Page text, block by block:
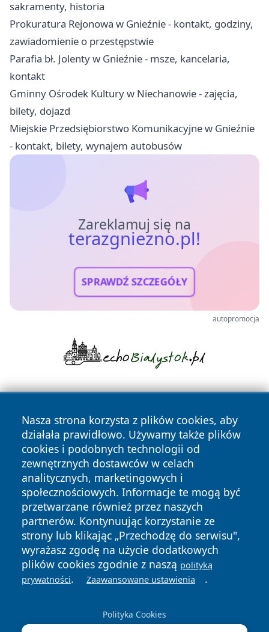
sakramenty, historia
Prokuratura Rejonowa w Gnieźnie - kontakt, godziny,
zawiadomienie o przestępstwie
Parafia bł. Jolenty w Gnieźnie - msze, kancelaria,
kontakt
Gminny Ośrodek Kultury w Niechanowie - zajęcia,
bilety, dojazd
Miejskie Przedsiębiorstwo Komunikacyjne w Gnieźnie
- kontakt, bilety, wynajem autobusów
Zareklamuj się na
terazgniezno.pl!
SPRAWDŹ SZCZEGÓŁY
autopromocja
Nasza strona korzysta z plików cookies, aby
działała prawidłowo. Używamy także plików
cookies i podobnych technologii od
zewnętrznych dostawców w celach
analitycznych, marketingowych i
społecznościowych. Informacje te mogą być
przetwarzane również przez naszych
partnerów. Kontynuując korzystanie ze
strony lub klikając „Przechodzę do serwisu",
wyrażasz zgodę na użycie dodatkowych
plików cookies zgodnie z naszą polityką
prywatności. Zaawansowane ustawienia .
Polityka Cookies
Copyright © 2026 terazgniezno.pl Wszystkie prawa
zastrzeżone.
News Autorzy
Polityka
Prywatności
Polityka
Cookies